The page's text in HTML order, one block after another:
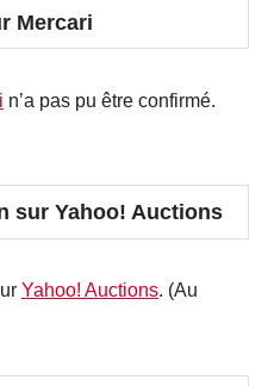
Mercari
n’a pas pu être confirmé.
sur Yahoo! Auctions
Yahoo! Auctions. (Au